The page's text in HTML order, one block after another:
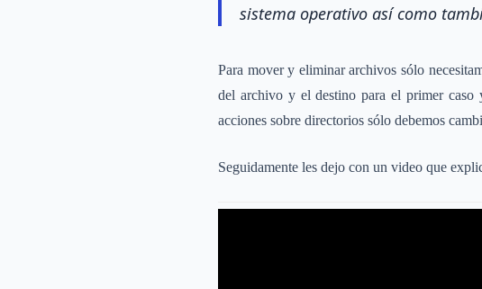
sistema operativo así como
Para mover y eliminar archivos sólo
del archivo y el destino para el primer caso
acciones sobre directorios sólo debemos
Seguidamente les dejo con un video que